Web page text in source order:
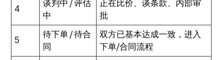
4
谈判中 / 评估
中
正在比价、谈条款、内部审
批
5
待下单 / 待合
同
双方已基本达成一致，进入
下单/合同流程